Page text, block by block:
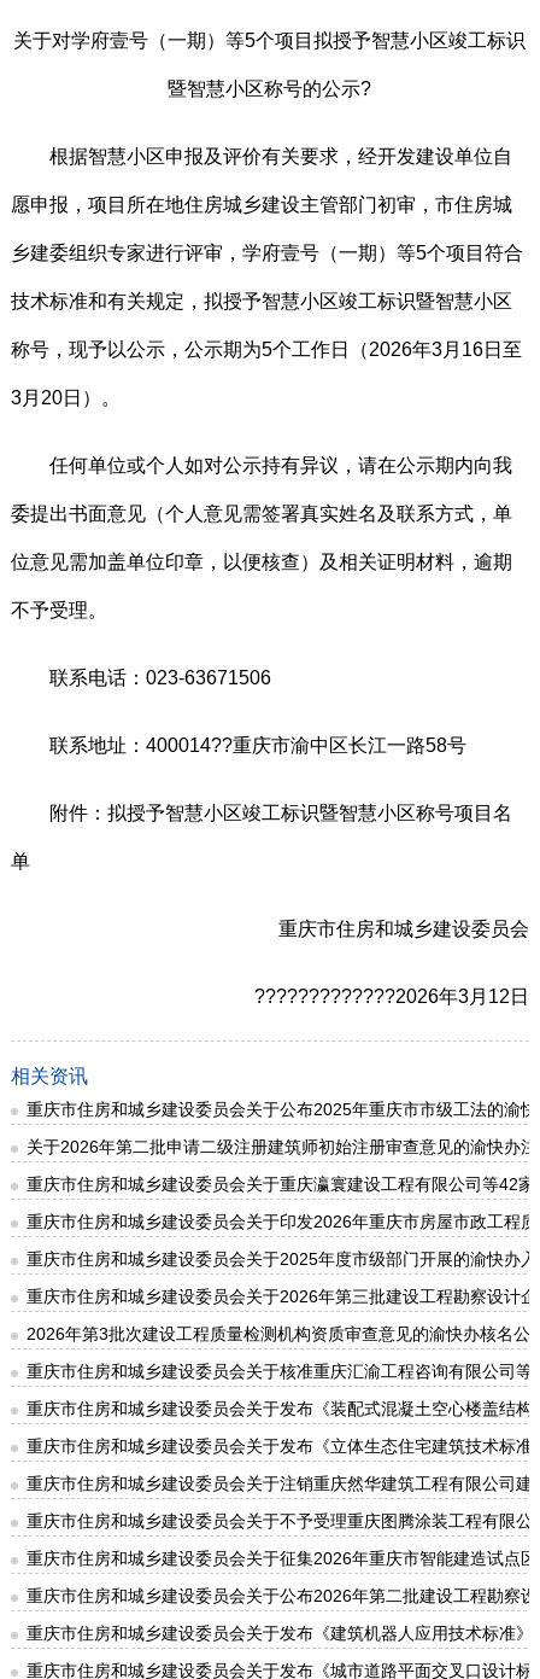
关于对学府壹号（一期）等5个项目拟授予智慧小区竣工标识
暨智慧小区称号的公示?
根据智慧小区申报及评价有关要求，经开发建设单位自
愿申报，项目所在地住房城乡建设主管部门初审，市住房城
乡建委组织专家进行评审，学府壹号（一期）等5个项目符合
技术标准和有关规定，拟授予智慧小区竣工标识暨智慧小区
称号，现予以公示，公示期为5个工作日（2026年3月16日至
3月20日）。
任何单位或个人如对公示持有异议，请在公示期内向我
委提出书面意见（个人意见需签署真实姓名及联系方式，单
位意见需加盖单位印章，以便核查）及相关证明材料，逾期
不予受理。
联系电话：023-63671506
联系地址：400014??重庆市渝中区长江一路58号
附件：拟授予智慧小区竣工标识暨智慧小区称号项目名
单
重庆市住房和城乡建设委员会
?????????????2026年3月12日
相关资讯
重庆市住房和城乡建设委员会关于公布2025年重庆市市级工法的渝
关于2026年第二批申请二级注册建筑师初始注册审查意见的渝快办
重庆市住房和城乡建设委员会关于重庆瀛寰建设工程有限公司等42
重庆市住房和城乡建设委员会关于印发2026年重庆市房屋市政工程
重庆市住房和城乡建设委员会关于2025年度市级部门开展的渝快办
重庆市住房和城乡建设委员会关于2026年第三批建设工程勘察设计
2026年第3批次建设工程质量检测机构资质审查意见的渝快办核名公
重庆市住房和城乡建设委员会关于核准重庆汇渝工程咨询有限公司
重庆市住房和城乡建设委员会关于发布《装配式混凝土空心楼盖结
重庆市住房和城乡建设委员会关于发布《立体生态住宅建筑技术标
重庆市住房和城乡建设委员会关于注销重庆然华建筑工程有限公司
重庆市住房和城乡建设委员会关于不予受理重庆图腾涂装工程有限
重庆市住房和城乡建设委员会关于征集2026年重庆市智能建造试点
重庆市住房和城乡建设委员会关于公布2026年第二批建设工程勘察
重庆市住房和城乡建设委员会关于发布《建筑机器人应用技术标准
重庆市住房和城乡建设委员会关于发布《城市道路平面交叉口设计